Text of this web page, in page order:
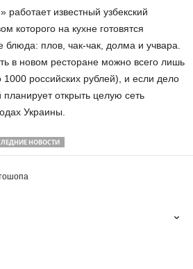
известный узбекский
которого на кухне готовятся
блюда: плов, чак-чак, долма и учвара.
в новом ресторане можно всего лишь
1000 российских рублей), и если дело
открыть целую сеть
Украины.
НОВОСТИ